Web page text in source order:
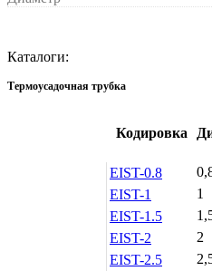
Каталоги:
Термоусадочная трубка
Кодировка
EIST-0.8
EIST-1
1
EIST-1.5
EIST-2
2
EIST-2.5